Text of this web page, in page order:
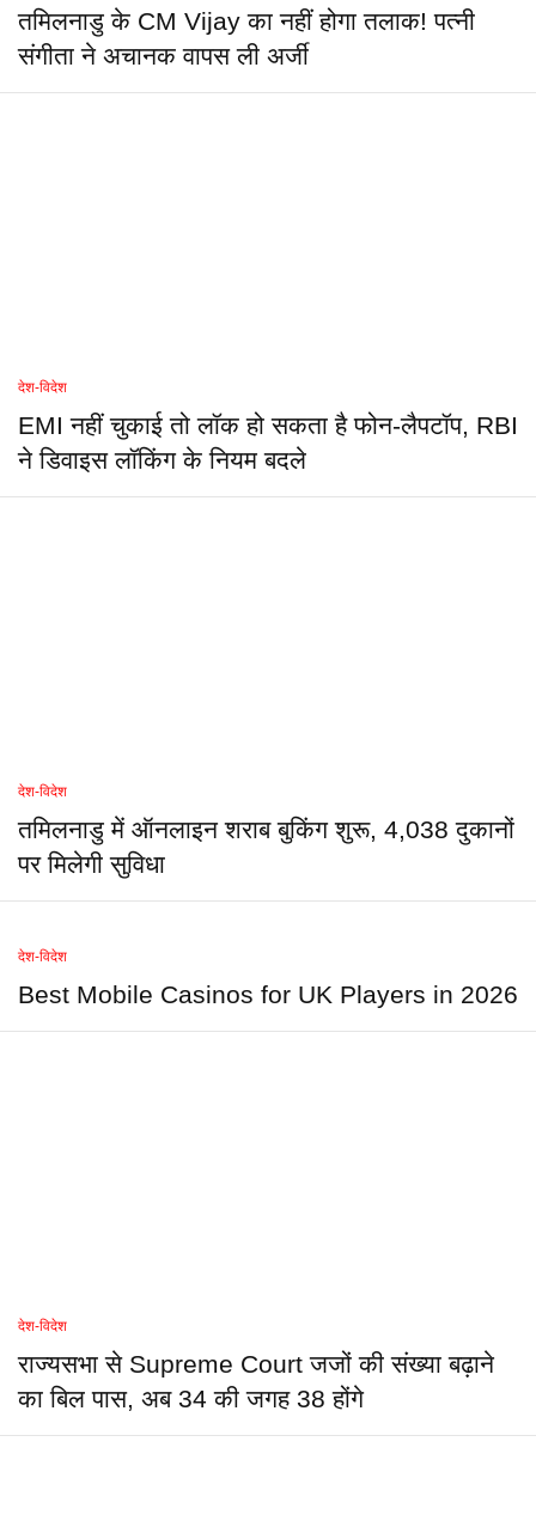
तमिलनाडु के CM Vijay का नहीं होगा तलाक! पत्नी
संगीता ने अचानक वापस ली अर्जी
देश-विदेश
EMI नहीं चुकाई तो लॉक हो सकता है फोन-लैपटॉप, RBI
ने डिवाइस लॉकिंग के नियम बदले
देश-विदेश
तमिलनाडु में ऑनलाइन शराब बुकिंग शुरू, 4,038 दुकानों
पर मिलेगी सुविधा
देश-विदेश
Best Mobile Casinos for UK Players in 2026
देश-विदेश
राज्यसभा से Supreme Court जजों की संख्या बढ़ाने
का बिल पास, अब 34 की जगह 38 होंगे